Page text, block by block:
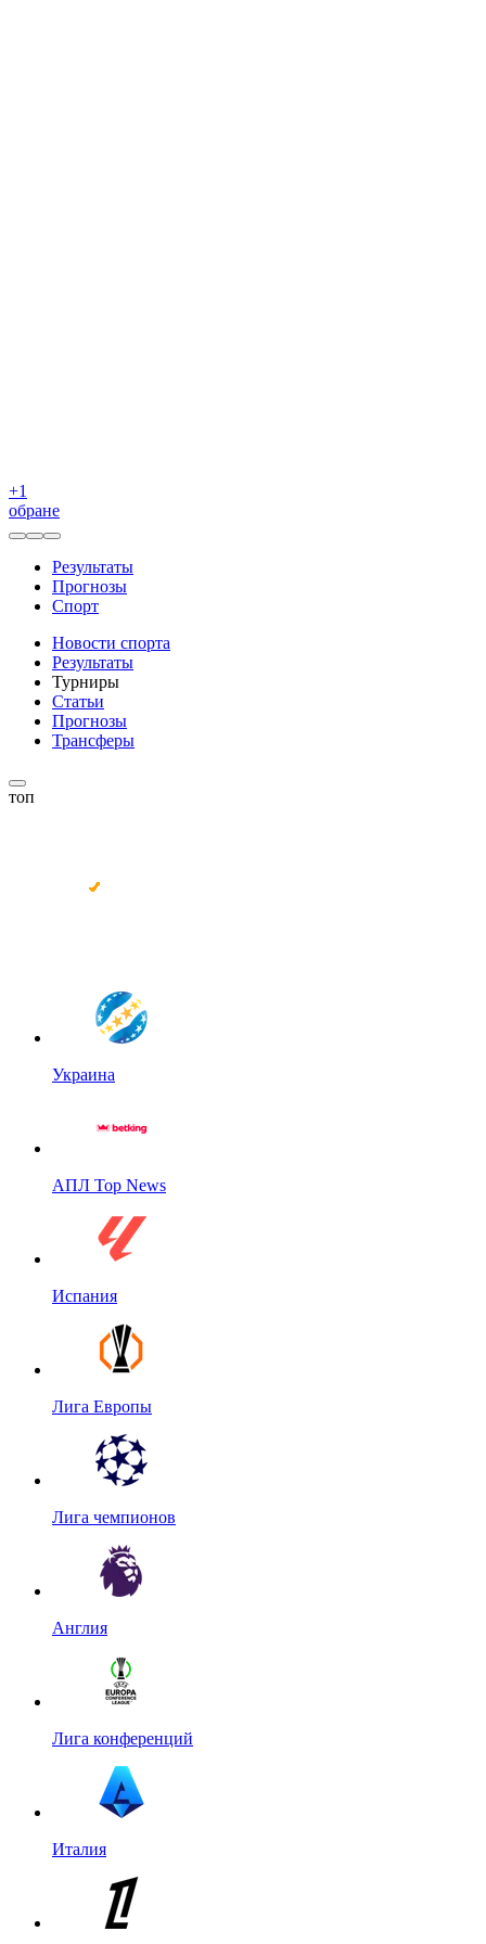
+1
обране
Результаты
Прогнозы
Спорт
Новости спорта
Результаты
Турниры
Статьи
Прогнозы
Трансферы
топ
Украина
АПЛ Top News
Испания
Лига Европы
Лига чемпионов
Англия
Лига конференций
Италия